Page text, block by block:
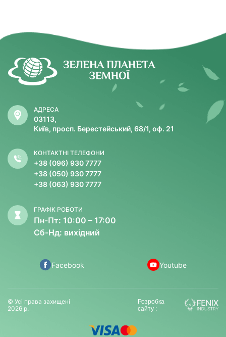
АДРЕСА
03113,
Київ, просп. Берестейський, 68/1, оф. 21
КОНТАКТНІ ТЕЛЕФОНИ
+38 (096) 930 7777
+38 (050) 930 7777
+38 (063) 930 7777
ГРАФІК РОБОТИ
Пн-Пт: 10:00 – 17:00
Сб-Нд: вихідний
Facebook Youtube
© Усі права захищені
2026 р.
Розробка
сайту :